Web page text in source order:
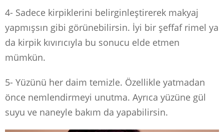
4- Sadece kirpiklerini belirginleştirerek makyaj
yapmışsın gibi görünebilirsin. İyi bir şeffaf rimel ya
da kirpik kıvırıcıyla bu sonucu elde etmen
mümkün.
5- Yüzünü her daim temizle. Özellikle yatmadan
önce nemlendirmeyi unutma. Ayrıca yüzüne gül
suyu ve naneyle bakım da yapabilirsin.